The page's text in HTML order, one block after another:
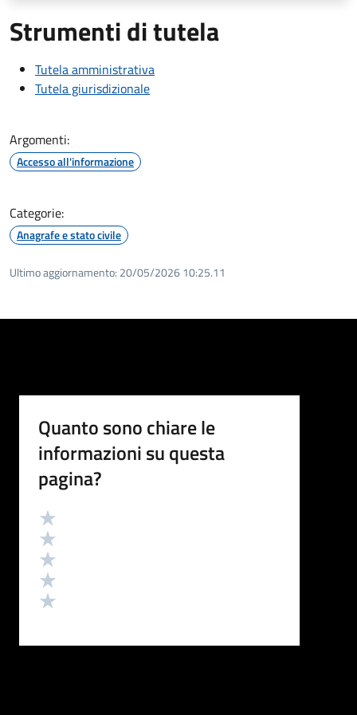
Strumenti di tutela
Tutela amministrativa
Tutela giurisdizionale
Argomenti:
Accesso all'informazione
Categorie:
Anagrafe e stato civile
Ultimo aggiornamento: 20/05/2026 10:25.11
Quanto sono chiare le
informazioni su questa
pagina?
Valutazione